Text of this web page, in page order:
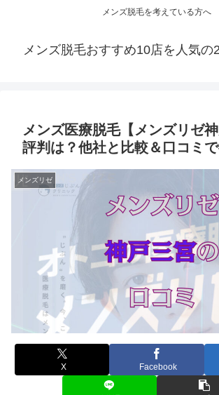
メンズ脱毛を考えている方へ
メンズ脱毛おすすめ10店を人気の
メンズ医療脱毛【メンズリゼ
評判は？他社と比較＆口コミ
メンズリゼ
X Facebook